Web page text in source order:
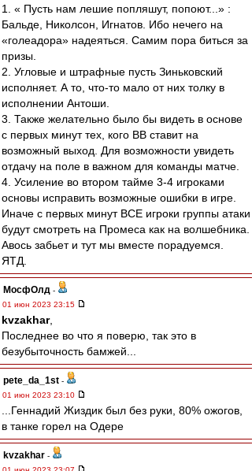
1. « Пусть нам лешие попляшут, попоют...» :
Бальде, Николсон, Игнатов. Ибо нечего на
«голеадора» надеяться. Самим пора биться за
призы.
2. Угловые и штрафные пусть Зиньковский
исполняет. А то, что-то мало от них толку в
исполнении Антоши.
3. Также желательно было бы видеть в основе
с первых минут тех, кого ВВ ставит на
возможный выход. Для возможности увидеть
отдачу на поле в важном для команды матче.
4. Усиление во втором тайме 3-4 игроками
основы исправить возможные ошибки в игре.
Иначе с первых минут ВСЕ игроки группы атаки
будут смотреть на Промеса как на волшебника.
Авось забьет и тут мы вместе порадуемся.
ЯТД.
МосфОлд -
01 июн 2023 23:15
kvzakhar,
Последнее во что я поверю, так это в
безубыточность бамжей...
pete_da_1st -
01 июн 2023 23:10
...Геннадий Жиздик был без руки, 80% ожогов,
в танке горел на Одере
kvzakhar -